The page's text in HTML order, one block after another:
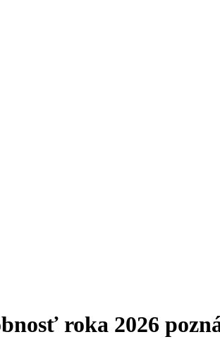
roka 2026